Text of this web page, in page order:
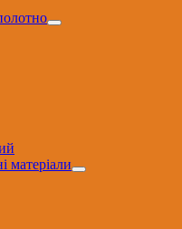
матеріали